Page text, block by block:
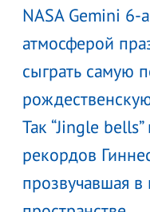
NASA Gemini 6-
атмосферой
сыграть самую
Так “Jingle
рекордов
прозвучавшая